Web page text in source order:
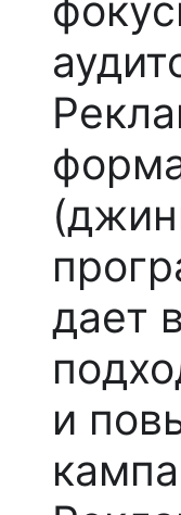
дает
и